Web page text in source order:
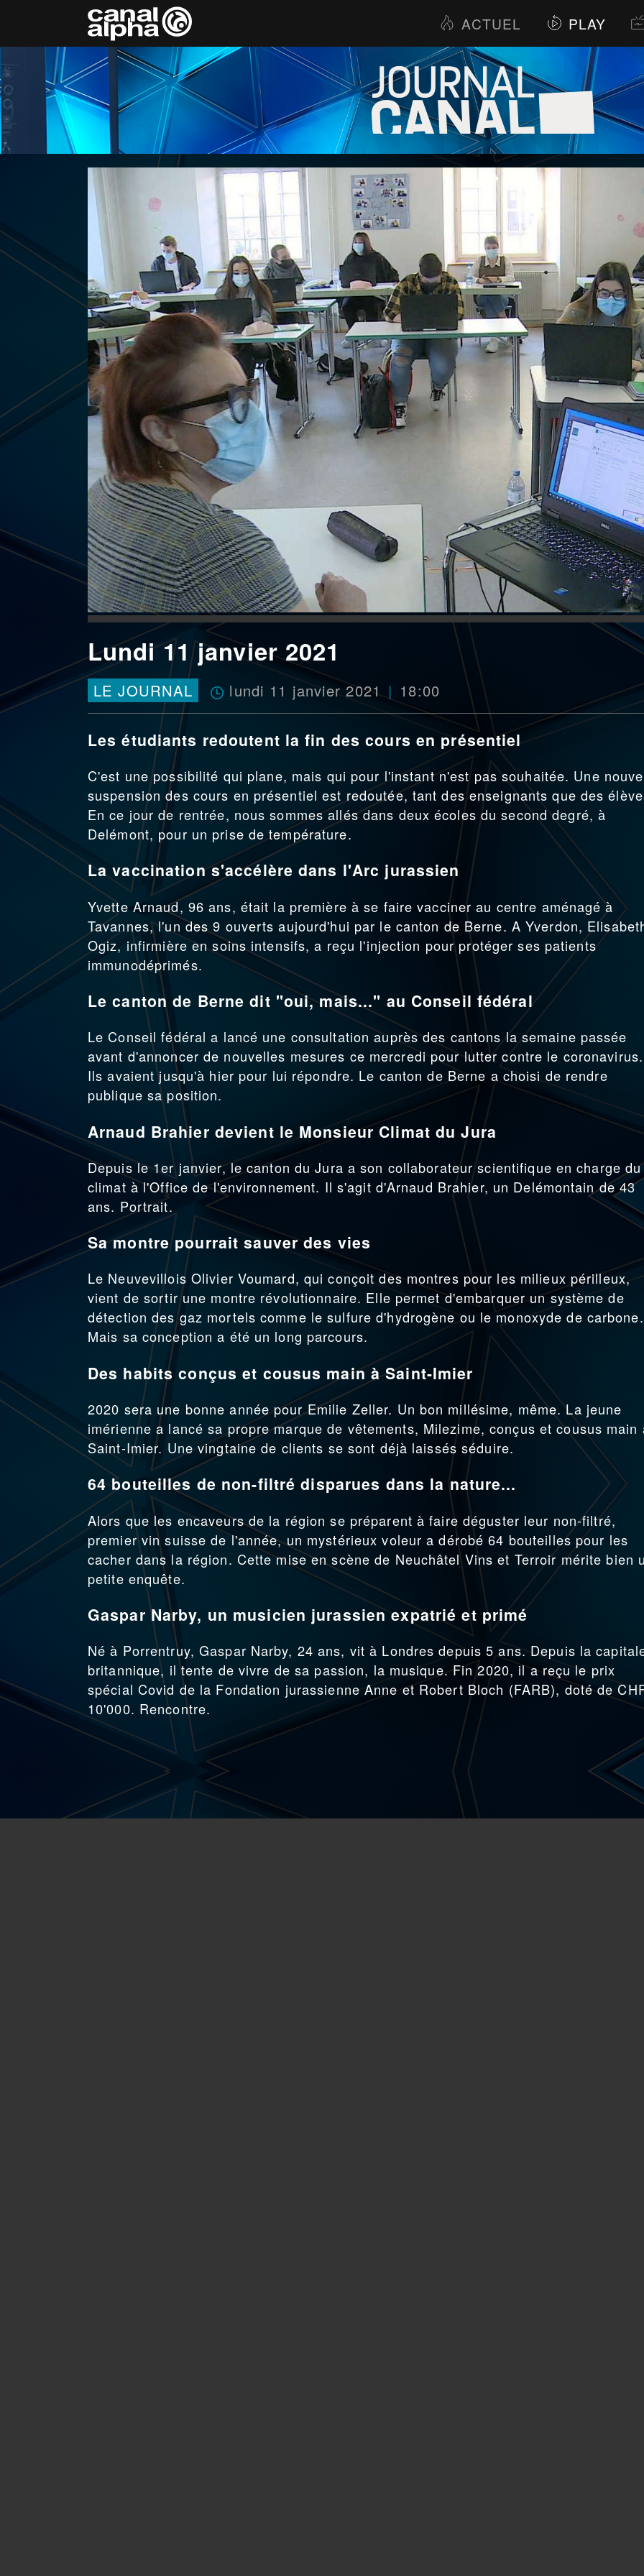
ACTUEL PLAY
Lundi 11 janvier 2021
LE JOURNAL lundi 11 janvier 2021 18:00
Les étudiants redoutent la fin des cours en présentiel
C'est une possibilité qui plane, mais qui pour l'instant n'est pas souhaitée. Une
suspension des cours en présentiel est redoutée, tant des enseignants que des
En ce jour de rentrée, nous sommes allés dans deux écoles du second degré, à
Delémont, pour un prise de température.
La vaccination s'accélère dans l'Arc jurassien
Yvette Arnaud, 96 ans, était la première à se faire vacciner au centre aménagé à
Tavannes, l'un des 9 ouverts aujourd'hui par le canton de Berne. A Yverdon,
Ogiz, infirmière en soins intensifs, a reçu l'injection pour protéger ses patients
immunodéprimés.
Le canton de Berne dit "oui, mais..." au Conseil fédéral
Le Conseil fédéral a lancé une consultation auprès des cantons la semaine passée
avant d'annoncer de nouvelles mesures ce mercredi pour lutter contre le coronavirus.
Ils avaient jusqu'à hier pour lui répondre. Le canton de Berne a choisi de rendre
publique sa position.
Arnaud Brahier devient le Monsieur Climat du Jura
Depuis le 1er janvier, le canton du Jura a son collaborateur scientifique en charge du
climat à l'Office de l'environnement. Il s'agit d'Arnaud Brahier, un Delémontain de 43
ans. Portrait.
Sa montre pourrait sauver des vies
Le Neuvevillois Olivier Voumard, qui conçoit des montres pour les milieux périlleux,
vient de sortir une montre révolutionnaire. Elle permet d'embarquer un système de
détection des gaz mortels comme le sulfure d'hydrogène ou le monoxyde de carbone.
Mais sa conception a été un long parcours.
Des habits conçus et cousus main à Saint-Imier
2020 sera une bonne année pour Emilie Zeller. Un bon millésime, même. La jeune
imérienne a lancé sa propre marque de vêtements, Milezime, conçus et cousus main
Saint-Imier. Une vingtaine de clients se sont déjà laissés séduire.
64 bouteilles de non-filtré disparues dans la nature...
Alors que les encaveurs de la région se préparent à faire déguster leur non-filtré,
premier vin suisse de l'année, un mystérieux voleur a dérobé 64 bouteilles pour les
cacher dans la région. Cette mise en scène de Neuchâtel Vins et Terroir mérite bien
petite enquête.
Gaspar Narby, un musicien jurassien expatrié et primé
Né à Porrentruy, Gaspar Narby, 24 ans, vit à Londres depuis 5 ans. Depuis la
britannique, il tente de vivre de sa passion, la musique. Fin 2020, il a reçu le prix
spécial Covid de la Fondation jurassienne Anne et Robert Bloch (FARB), doté de
10'000. Rencontre.